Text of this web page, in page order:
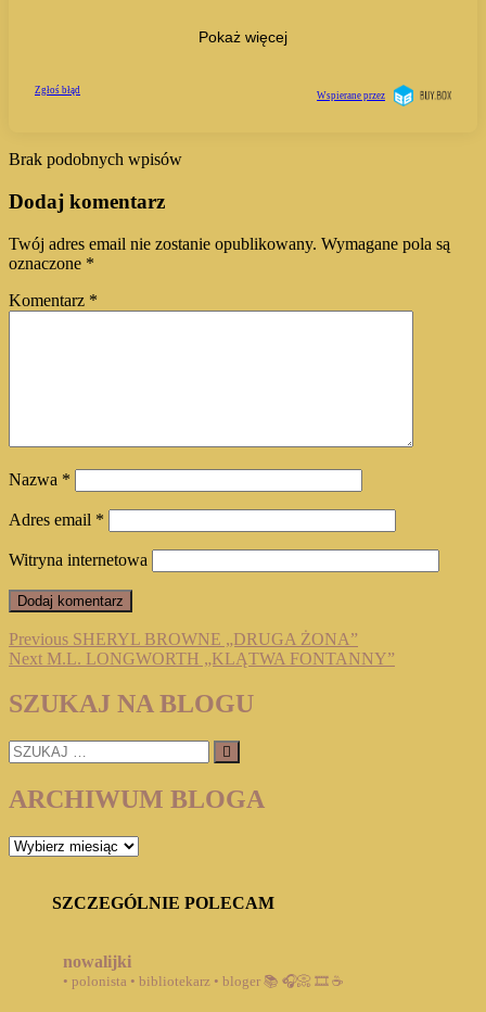
Brak podobnych wpisów
Dodaj komentarz
Twój adres email nie zostanie opublikowany. Wymagane pola są
oznaczone *
Komentarz *
Nazwa *
Adres email *
Witryna internetowa
Nawigacja
wpisu
Previous Previous
post:
SHERYL BROWNE „DRUGA ŻONA”
Next Next
M.L. LONGWORTH „KLĄTWA FONTANNY”
SZUKAJ NA BLOGU
SZUKAJ
…
ARCHIWUM BLOGA
ARCHIWUM
SZCZEGÓLNIE POLECAM
nowalijki
• polonista • bibliotekarz • bloger 📚 🎧📀 🎞️ ☕️